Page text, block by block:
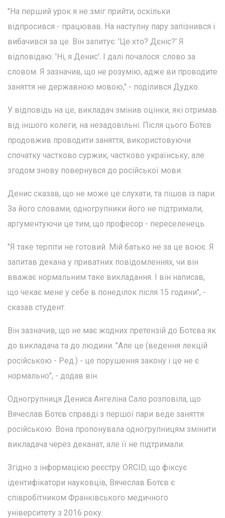
"На перший урок я не зміг прийти, оскільки
відпросився - працював. На наступну пару запізнився і
вибачився за це. Він запитує: 'Це хто? Дєніс?' Я
відповідаю: 'Ні, я Денис'. І далі почалося: слово за
словом. Я зазначив, що не розумію, адже ви проводите
заняття не державною мовою," - поділився Дудко.
У відповідь на це, викладач змінив оцінки, які отримав
від іншого колеги, на незадовільні. Після цього Ботєв
продовжив проводити заняття, використовуючи
спочатку частково суржик, частково українську, але
згодом знову повернувся до російської мови.
Денис сказав, що не може це слухати, та пішов із пари.
За його словами, одногрупники його не підтримали,
аргументуючи це тим, що професор - переселенець.
"Я таке терпіти не готовий. Мій батько не за це воює. Я
запитав декана у приватних повідомленнях, чи він
вважає нормальним таке викладання. І він написав,
що чекає мене у себе в понеділок після 15 години", -
сказав студент.
Він зазначив, що не має жодних претензій до Ботєва як
до викладача та до людини. "Але це (ведення лекцій
російською - Ред.) - це порушення закону і це не є
нормально", - додав він.
Одногрупниця Дениса Ангеліна Сало розповіла, що
Вячеслав Ботєв справді з першої пари веде заняття
російською. Вона пропонувала одногрупницям змінити
викладача через деканат, але її не підтримали.
Згідно з інформацією реєстру ORCID, що фіксує
ідентифікатори науковців, Вячеслав Ботєв є
співробітником Франківського медичного
університету з 2016 року.